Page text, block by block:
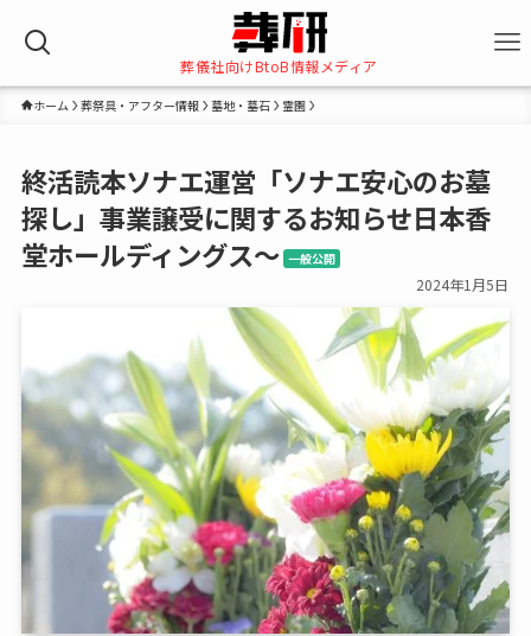
葬儀社向けBtoB情報メディア
ホーム 葬祭具・アフター情報 墓地・墓石 霊園
終活読本ソナエ運営「ソナエ安心のお墓
探し」事業譲受に関するお知らせ日本香
堂ホールディングス～ 一般公開
2024年1月5日